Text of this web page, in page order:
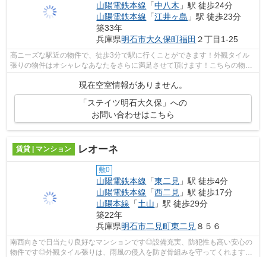
山陽電鉄本線 「中八木 」駅 徒歩24分
山陽電鉄本線 「江井ヶ島 」駅 徒歩23分
築33年
兵庫県明石市大久保町福田 ２丁目1-25
高ニーズな駅近の物件で、徒歩3分で駅に行くことができます！外観タイル
張りの物件はオシャレなあなたをさらに満足させて頂けます！こちらの物件
現在空室情報がありません。
「ステイツ明石大久保」への
お問い合わせはこちら
賃貸 | マンション レオーネ
敷0
山陽電鉄本線 「東二見 」駅 徒歩4分
山陽電鉄本線 「西二見 」駅 徒歩17分
山陽本線 「土山 」駅 徒歩29分
築22年
兵庫県明石市二見町東二見 ８５６
南西向きで日当たり良好なマンションです◎設備充実、防犯性も高い安心の
物件です◎外観タイル張りは、雨風の侵入を防ぎ骨組みを守ってくれます◎